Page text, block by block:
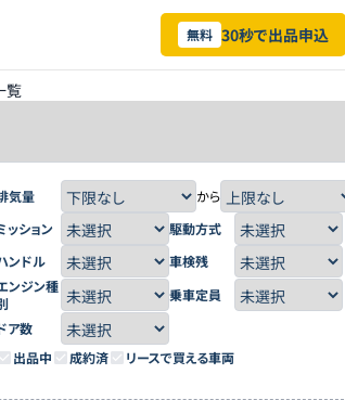
無料 30秒で出品申込
覧
気量
から
ッション
駆動方式
ンドル
車検残
ンジン種
乗車定員
ア数
出品中
成約済 リースで買える車両